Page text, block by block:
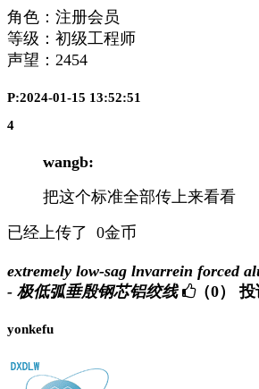
角色：注册会员
等级：初级工程师
声望： 2454
P:2024-01-15 13:52:51
4
wangb:
把这个标准全部传上来看看
已经上传了 0金币
extremely low-sag lnvarrein forced
- 极低弧垂殷钢芯铝绞线
（0） 投
yonkefu